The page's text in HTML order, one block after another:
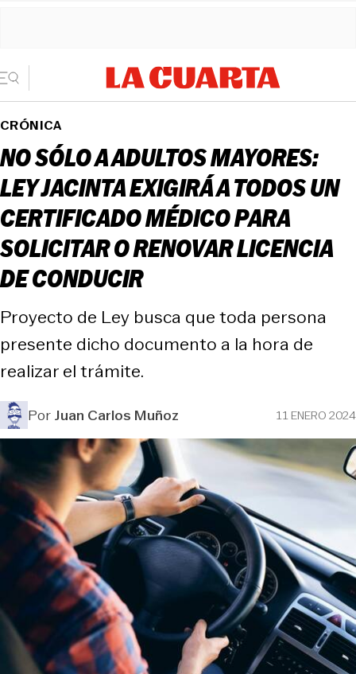
CRÓNICA
NO SÓLO A ADULTOS MAYORES:
LEY JACINTA EXIGIRÁ A TODOS UN
CERTIFICADO MÉDICO PARA
SOLICITAR O RENOVAR LICENCIA
DE CONDUCIR
Proyecto de Ley busca que toda persona
presente dicho documento a la hora de
realizar el trámite.
PorJuan Carlos Muñoz 11 ENERO 2024